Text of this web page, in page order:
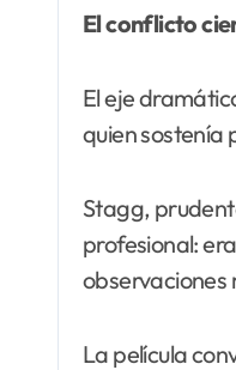
El conflicto
El eje
quien sostenía
Stagg,
profesional:
observaciones
La película